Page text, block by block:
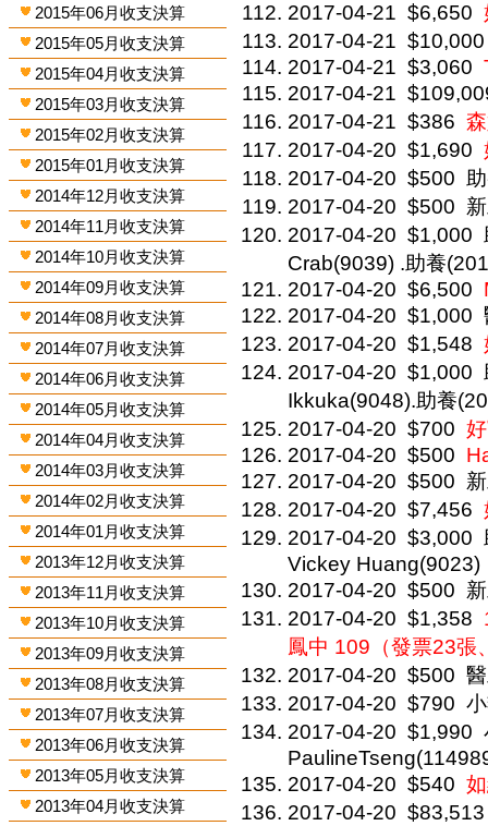
2015年06月收支決算
2015年05月收支決算
2015年04月收支決算
2015年03月收支決算
2015年02月收支決算
2015年01月收支決算
2014年12月收支決算
2014年11月收支決算
2014年10月收支決算
2014年09月收支決算
2014年08月收支決算
2014年07月收支決算
2014年06月收支決算
2014年05月收支決算
2014年04月收支決算
2014年03月收支決算
2014年02月收支決算
2014年01月收支決算
2013年12月收支決算
2013年11月收支決算
2013年10月收支決算
2013年09月收支決算
2013年08月收支決算
2013年07月收支決算
2013年06月收支決算
2013年05月收支決算
2013年04月收支決算
2017-04-21 $6,650
2017-04-21 $10,000
2017-04-21 $3,060
2017-04-21
2017-04-21 $386
2017-04-20 $1,690
2017-04-20 $500
2017-04-20 $500
2017-04-20 $1,000
Crab(9039) .助養
2017-04-20 $6,500
2017-04-20 $1,000
2017-04-20 $1,548
2017-04-20 $1,000
Ikkuka(9048).助養
2017-04-20 $700
2017-04-20 $500
2017-04-20 $500
2017-04-20 $7,456
2017-04-20 $3,000
Vickey Huang(9023)
2017-04-20 $500
2017-04-20 $1,358
鳳中 109（發票23張
2017-04-20 $500
2017-04-20 $790
2017-04-20 $1,990
2017-04-20 $540
2017-04-20 $83,513